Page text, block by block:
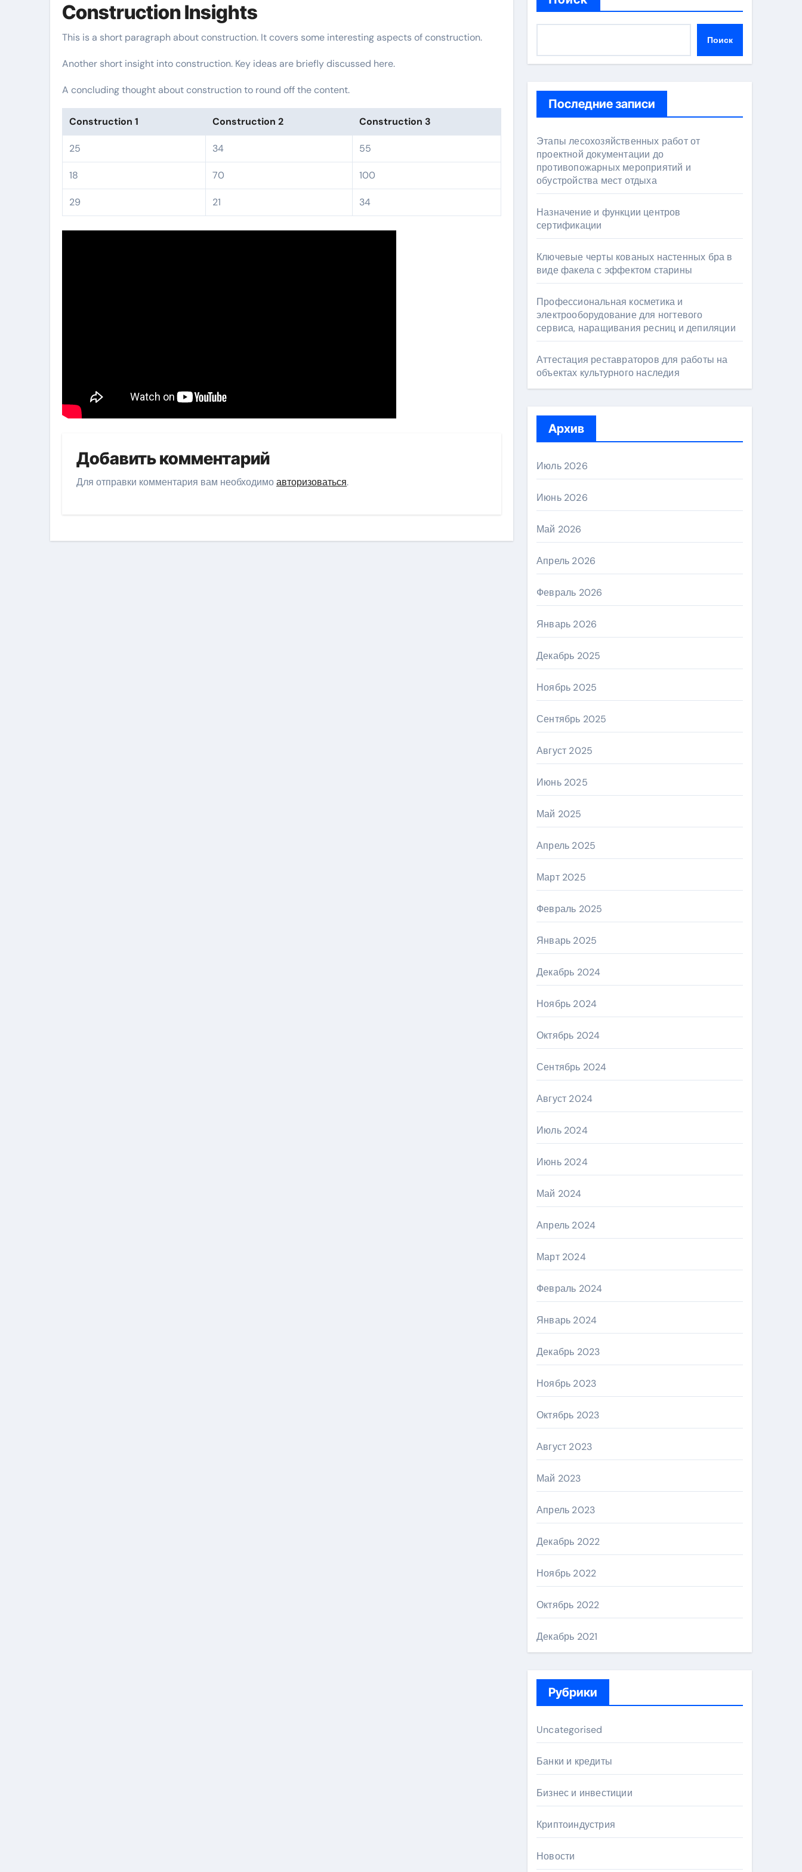
Construction Insights
This is a short paragraph about construction. It covers some interesting aspects of construction.
Another short insight into construction. Key ideas are briefly discussed here.
A concluding thought about construction to round off the content.
Construction 1 Construction 2 Construction 3
25 34 55
18 70 100
29 21 34
Добавить комментарий
Для отправки комментария вам необходимоавторизоваться.
Поиск
Последние записи
Этапы лесохозяйственных работ от
проектной документации до
противопожарных мероприятий и
обустройства мест отдыха
Назначение и функции центров
сертификации
Ключевые черты кованых настенных бра в
виде факела с эффектом старины
Профессиональная косметика и
электрооборудование для ногтевого
сервиса, наращивания ресниц и депиляции
Аттестация реставраторов для работы на
объектах культурного наследия
Архив
Июль 2026
Июнь 2026
Май 2026
Апрель 2026
Февраль 2026
Январь 2026
Декабрь 2025
Ноябрь 2025
Сентябрь 2025
Август 2025
Июнь 2025
Май 2025
Апрель 2025
Март 2025
Февраль 2025
Январь 2025
Декабрь 2024
Ноябрь 2024
Октябрь 2024
Сентябрь 2024
Август 2024
Июль 2024
Июнь 2024
Май 2024
Апрель 2024
Март 2024
Февраль 2024
Январь 2024
Декабрь 2023
Ноябрь 2023
Октябрь 2023
Август 2023
Май 2023
Апрель 2023
Декабрь 2022
Ноябрь 2022
Октябрь 2022
Декабрь 2021
Рубрики
Uncategorised
Банки и кредиты
Бизнес и инвестиции
Криптоиндустрия
Новости